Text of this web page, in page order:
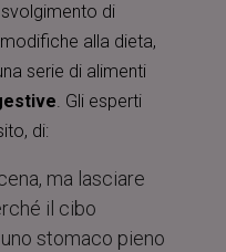
di
alla dieta,
serie di alimenti
. Gli esperti
di:
ma lasciare
il cibo
stomaco pieno